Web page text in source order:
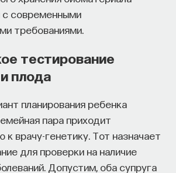
с современными
требованиями.
тестирование
плода
планирования ребенка
пара приходит
к врачу-генетику. Тот назначает
для проверки на наличие
Допустим, оба супруга
как управлять
СОХРАНИТЬ КУРС